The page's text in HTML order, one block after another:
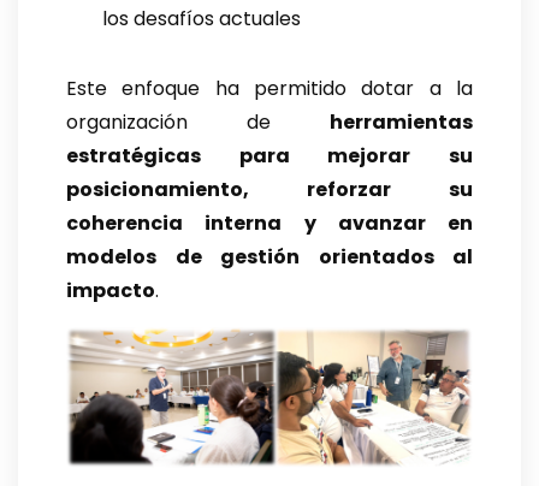
los desafíos actuales
Este enfoque ha permitido dotar a la
organización de herramientas
estratégicas para mejorar su
posicionamiento, reforzar su
coherencia interna y avanzar en
modelos de gestión orientados al
impacto.